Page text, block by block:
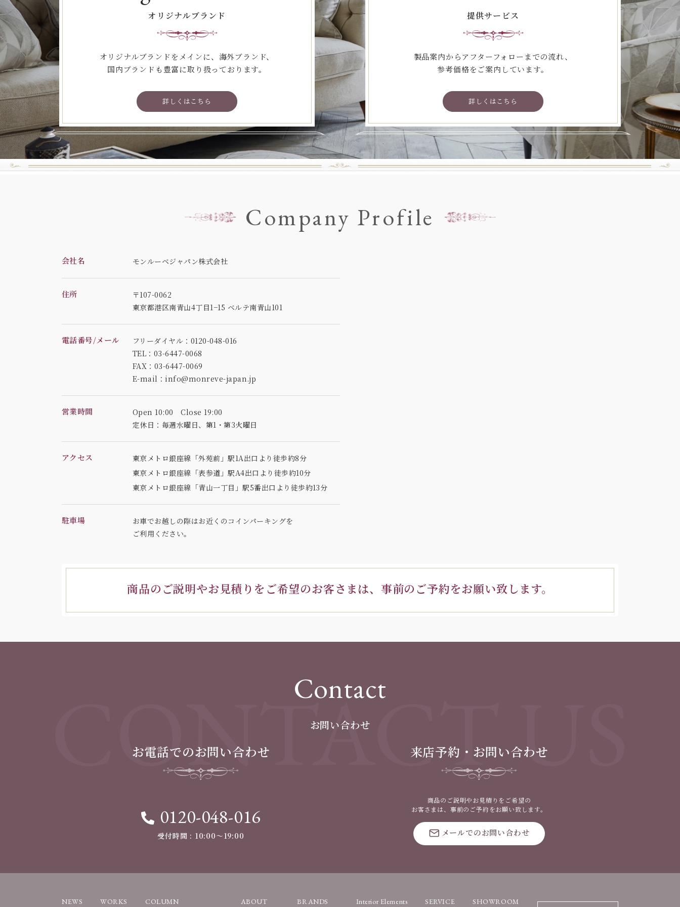
オリジナルブランド
オリジナルブランドをメインに、海外ブランド、
国内ブランドも豊富に取り扱っております。
詳しくはこちら
提供サービス
製品案内からアフターフォローまでの流れ、
参考価格をご案内しています。
詳しくはこちら
Company Profile
会社名 モンルーベジャパン株式会社
住所
〒107-0062
東京都港区南青山4丁目1−15 ベルテ南青山101
電話番号/メール
フリーダイヤル：0120-048-016
TEL：03-6447-0068
FAX：03-6447-0069
E-mail：info@monreve-japan.jp
営業時間
Open 10:00 Close 19:00
定休日：毎週水曜日、 第1・第3火曜日
アクセス
東京メトロ銀座線「外苑前」駅1A出口より徒歩約8分
東京メトロ銀座線「表参道」駅A4出口より徒歩約10分
東京メトロ銀座線「青山一丁目」駅5番出口より徒歩約13分
駐車場
お車でお越しの際はお近くのコインパーキングを
ご利用ください。
商品のご説明やお見積りを ご希望のお客さまは、 事前のご予約をお願い致します。
Contact
お問い合わせ
CONTACT US
お電話でのお問い合わせ
0120-048-016
受付時間 : 10:00〜19:00
来店予約・お問い合わせ
商品のご説明やお見積りをご希望の
お客さまは、事前のご予約をお願い致します。
メールでのお問い合わせ
NEWS WORKS COLUMN ABOUT BRANDS Interior Elements SERVICE SHOWROOM